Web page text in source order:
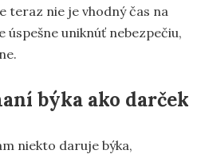
teraz nie je vhodný čas na
úspešne uniknúť nebezpečiu,
býka ako darček
niekto daruje býka,